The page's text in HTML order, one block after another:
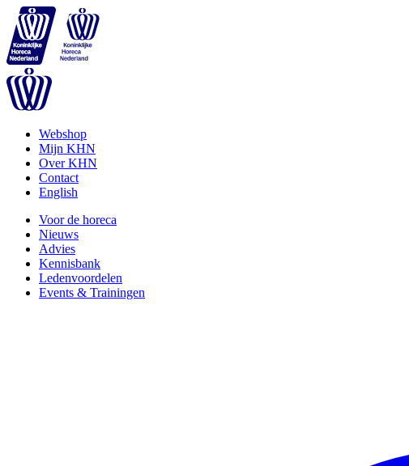
Webshop
Mijn KHN
Over KHN
Contact
English
Voor de horeca
Nieuws
Advies
Kennisbank
Ledenvoordelen
Events & Trainingen